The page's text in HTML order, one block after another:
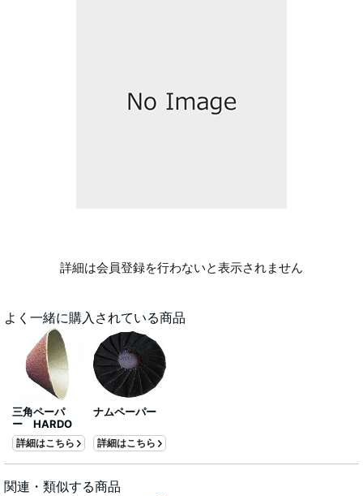
詳細は会員登録を行わないと表示されません
よく一緒に購入されている商品
三角ペーパ
ー HARDO
詳細はこちら
ナムペーパー
詳細はこちら
関連・類似する商品